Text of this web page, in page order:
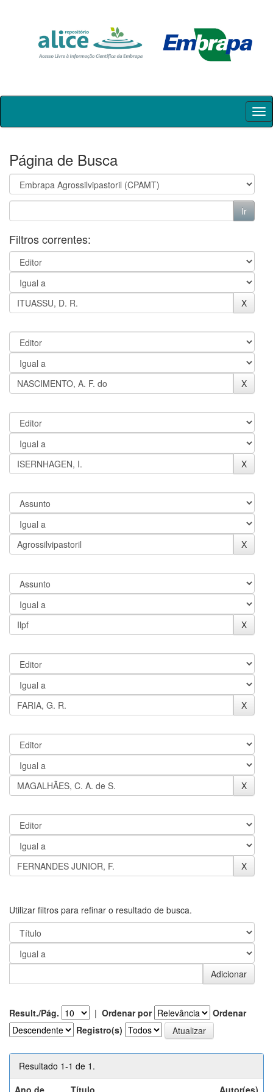
Skip
Página de Busca
Filtros correntes:
Utilizar filtros para refinar o resultado de busca.
Result./Pág. | Ordenar por
Ordenar
Registro(s)
Resultado 1-1 de 1.
Ano de
Título Autor(es)